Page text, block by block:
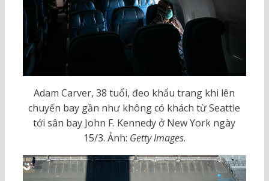
Adam Carver, 38 tuổi, đeo khẩu trang khi lên
chuyến bay gần như không có khách từ Seattle
tới sân bay John F. Kennedy ở New York ngày
15/3. Ảnh: Getty Images.